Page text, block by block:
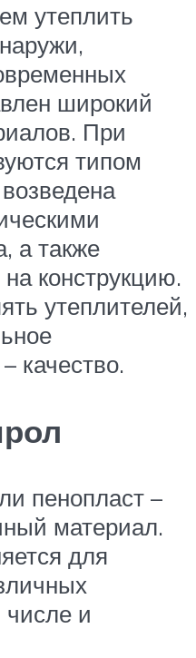
утеплить
широкий
При
типом
а также
конструкцию.
утеплителей,
качество.
пенопласт –
материал.
для
числе и